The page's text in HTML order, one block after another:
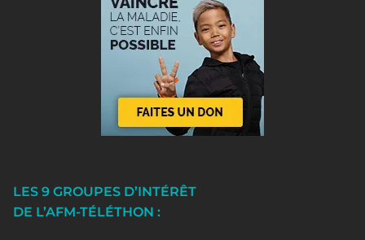
LES 9 GROUPES D’INTÉRÊT
DE L’AFM-TÉLÉTHON :